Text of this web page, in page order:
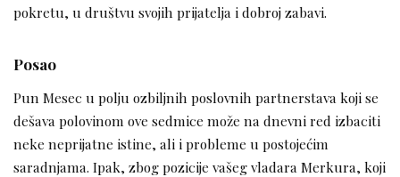
pokretu, u društvu svojih prijatelja i dobroj zabavi.
Posao
Pun Mesec u polju ozbiljnih poslovnih partnerstava koji se
dešava polovinom ove sedmice može na dnevni red izbaciti
neke neprijatne istine, ali i probleme u postojećim
saradnjama. Ipak, zbog pozicije vašeg vladara Merkura, koji